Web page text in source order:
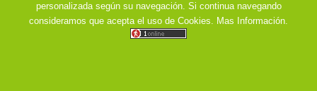
personalizada según su navegación. Si continua navegando
consideramos que acepta el uso de Cookies. Mas Información.